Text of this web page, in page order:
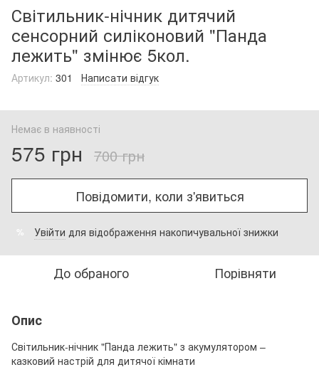
Світильник-нічник дитячий
сенсорний силіконовий "Панда
лежить" змінює 5кол.
Артикул: 301 Написати відгук
Немає в наявності
575 грн 700 грн
Повідомити, коли з'явиться
% Увійти для відображення накопичувальної знижки
До обраного Порівняти
Опис
Світильник-нічник "Панда лежить" з акумулятором –
казковий настрій для дитячої кімнати